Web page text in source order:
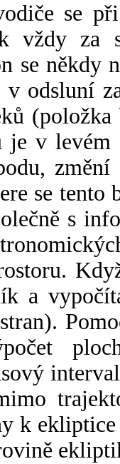
se
vždy za
se někdy
odsluní
je v
se tento
s
a
k